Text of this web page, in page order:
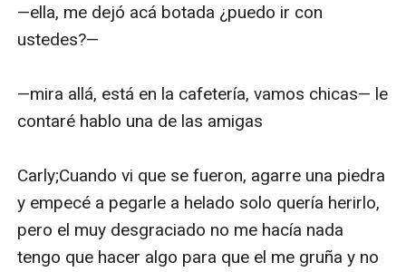
—ella, me dejó acá botada ¿puedo ir con
ustedes?—
—mira allá, está en la cafetería, vamos chicas— le
contaré hablo una de las amigas
Carly;Cuando vi que se fueron, agarre una piedra
y empecé a pegarle a helado solo quería herirlo,
pero el muy desgraciado no me hacía nada
tengo que hacer algo para que el me gruña y no